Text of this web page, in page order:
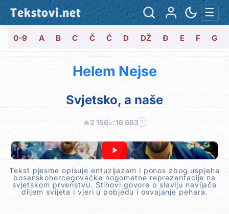
Tekstovi.net ☰
0-9 A B C Č Ć D DŽ Đ E F G
Helem Nejse
Svjetsko, a naše
🔥2 156📈16 683 ?
Tekst pjesme opisuje entuzijazam i ponos zbog uspjeha
bosanskohercegovačke nogometne reprezentacije na
svjetskom prvenstvu. Stihovi govore o slavlju navijača
diljem svijeta i vjeri u pobjedu i osvajanje pehara.